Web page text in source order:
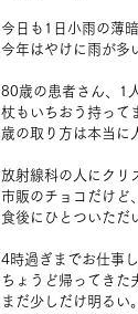
今日も1日小雨の薄
今年はやけに雨が多
80歳の患者さん、1
杖もいちおう持って
歳の取り方は本当に
放射線科の人にクリ
市販のチョコだけど
食後にひとついただ
4時過ぎまでお仕事
ちょうど帰ってきた
まだ少しだけ明るい。